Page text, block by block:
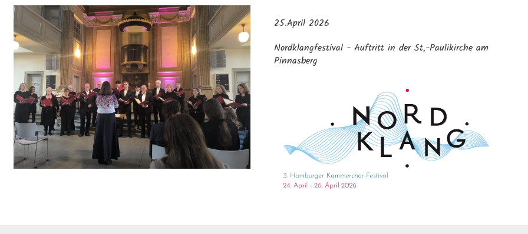
25.April 2026
Nordklangfestival - Auftritt in der St,-Paulikirche am
Pinnasberg